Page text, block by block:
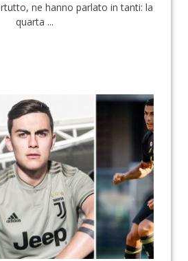
ne hanno parlato in tanti: la
quarta ...